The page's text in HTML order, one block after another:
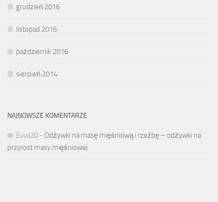
grudzień 2016
listopad 2016
październik 2016
sierpień 2014
NAJNOWSZE KOMENTARZE
Evva20 - Odżywki na masę mięśniową i rzeźbę – odżywki na
przyrost masy mięśniowej